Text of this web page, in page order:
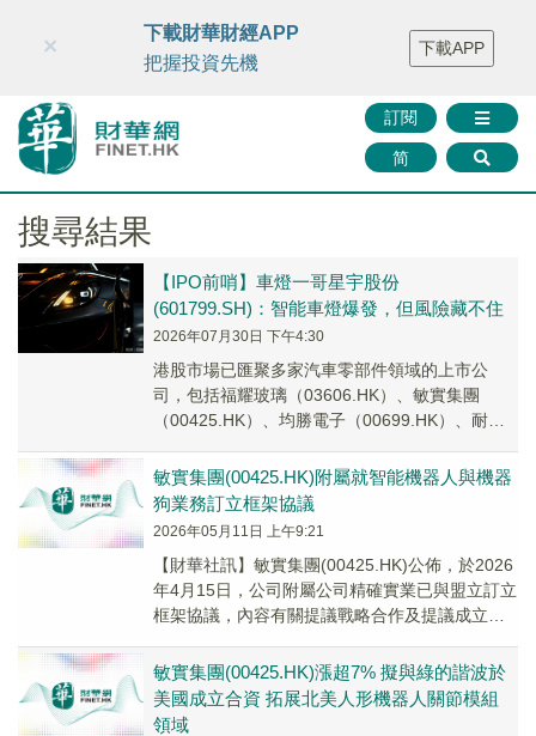
財華智庫網 FINTV FINMETA 財華證券 媒體矩陣
智庫沙龍
聯絡我們
訂閱
简
×
下載財華財經APP
把握投資先機
下載APP
搜尋結果
【IPO前哨】車燈一哥星宇股份
(601799.SH)：智能車燈爆發，但風險藏不住
2026年07月30日 下午4:30
港股市場已匯聚多家汽車零部件領域的上市公
司，包括福耀玻璃（03606.HK）、敏實集團
（00425.HK）、均勝電子（00699.HK）、耐世
敏實集團(00425.HK)附屬就智能機器人與機器
狗業務訂立框架協議
2026年05月11日 上午9:21
【財華社訊】敏實集團(00425.HK)公佈，於2026
年4月15日，公司附屬公司精確實業已與盟立訂立
框架協議，內容有關提議戰略合作及提議成立一
敏實集團(00425.HK)漲超7% 擬與綠的諧波於
美國成立合資 拓展北美人形機器人關節模組
領域